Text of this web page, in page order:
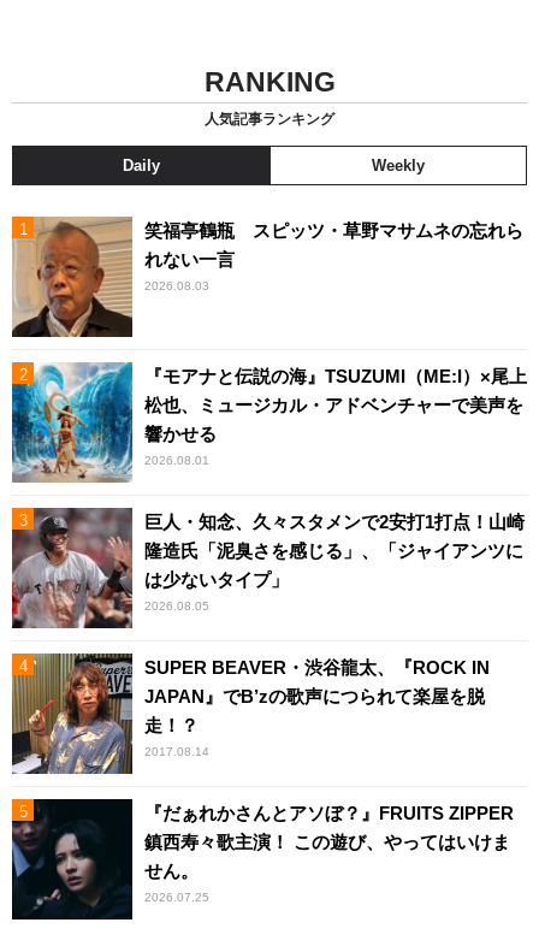
RANKING
人気記事ランキング
Daily Weekly
笑福亭鶴瓶 スピッツ・草野マサムネの忘れら
れない一言
2026.08.03
『モアナと伝説の海』TSUZUMI（ME:I）×尾上
松也、ミュージカル・アドベンチャーで美声を
響かせる
2026.08.01
巨人・知念、久々スタメンで2安打1打点！山崎
隆造氏「泥臭さを感じる」、「ジャイアンツに
は少ないタイプ」
2026.08.05
SUPER BEAVER・渋谷龍太、『ROCK IN
JAPAN』でB’zの歌声につられて楽屋を脱
走！？
2017.08.14
『だぁれかさんとアソぼ？』FRUITS ZIPPER
鎮西寿々歌主演！ この遊び、やってはいけま
せん。
2026.07.25